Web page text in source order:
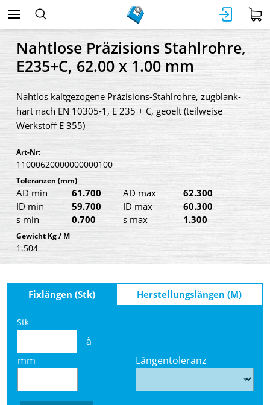
Nahtlose Präzisions Stahlrohre,
E235+C, 62.00 x 1.00 mm
Nahtlos kaltgezogene Präzisions-Stahlrohre, zugblank-
hart nach EN 10305-1, E 235 + C, geoelt (teilweise
Werkstoff E 355)
Art-Nr:
11000620000000000100
Toleranzen (mm)
AD min 61.700 AD max
62.300
ID min
59.700 ID max
60.300
s min
0.700 s max 1.300
Gewicht Kg / M
1.504
Fixlängen (Stk) Herstellungslängen (M)
Stk
à
mm
Längentoleranz